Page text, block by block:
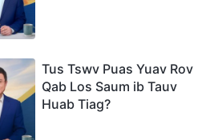
Tus Tswv Puas Yuav Rov
Qab Los Saum ib Tauv
Huab Tiag?